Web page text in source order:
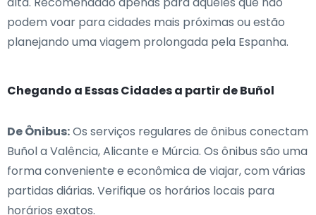
podem voar para cidades mais próximas ou estão
planejando uma viagem prolongada pela Espanha.
Chegando a Essas Cidades a partir de Buñol
De Ônibus:Os serviços regulares de ônibus conectam
Buñol a Valência, Alicante e Múrcia. Os ônibus são uma
forma conveniente e econômica de viajar, com várias
partidas diárias. Verifique os horários locais para
horários exatos.